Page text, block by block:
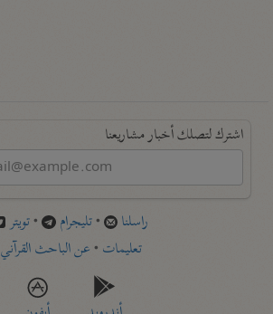
اشترك لتصلك أخبار مشاريعنا
راسلنا •تليجرام •تويتر
تعليمات •عن الباحث القرآني